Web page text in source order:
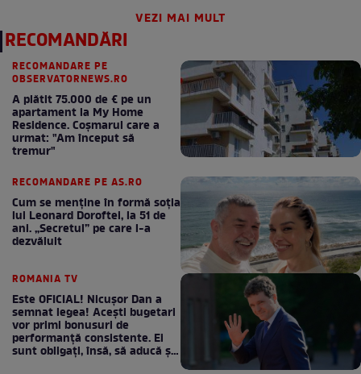
VEZI MAI MULT
RECOMANDĂRI
RECOMANDARE PE
OBSERVATORNEWS.RO
A plătit 75.000 de € pe un
apartament la My Home
Residence. Coşmarul care a
urmat: "Am început să
tremur"
RECOMANDARE PE AS.RO
Cum se menţine în formă soţia
lui Leonard Doroftei, la 51 de
ani. „Secretul” pe care l-a
dezvăluit
ROMANIA TV
Este OFICIAL! Nicușor Dan a
semnat legea! Acești bugetari
vor primi bonusuri de
performanță consistente. Ei
sunt obligați, însă, să aducă și